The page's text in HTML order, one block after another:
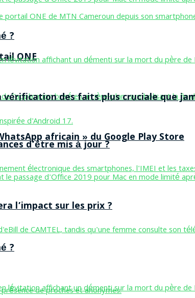
ONE
africain » du Google Play Store
?
?
vérification des faits plus cruciale que
d’être mis à jour ?
l’impact sur les prix ?